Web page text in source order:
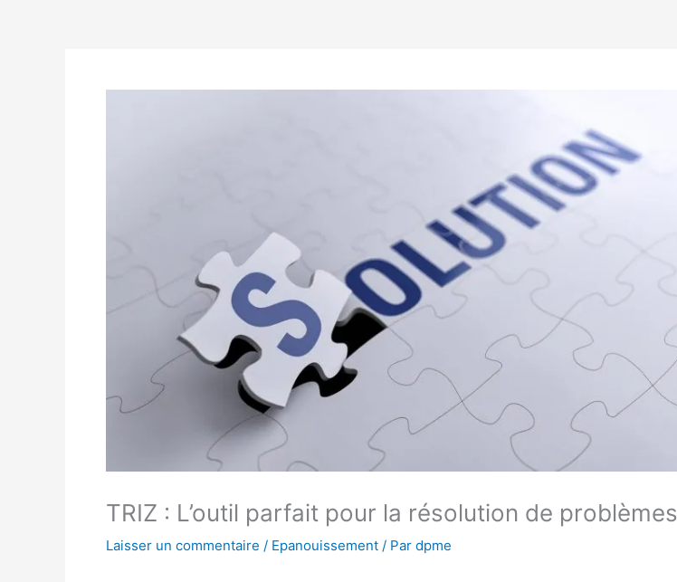
TRIZ : L’outil parfait pour la résolution de problèmes
Laisser un commentaire / Epanouissement / Par dpme